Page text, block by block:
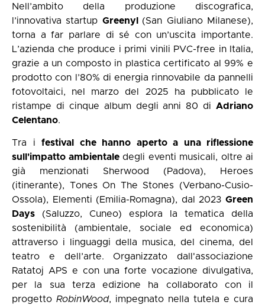
Nell’ambito della produzione discografica,
l’innovativa startup Greenyl (San Giuliano Milanese),
torna a far parlare di sé con un’uscita importante.
L’azienda che produce i primi vinili PVC-free in Italia,
grazie a un composto in plastica certificato al 99% e
prodotto con l’80% di energia rinnovabile da pannelli
fotovoltaici, nel marzo del 2025 ha pubblicato le
ristampe di cinque album degli anni 80 di Adriano
Celentano.
Tra i festival che hanno aperto a una riflessione
sull'impatto ambientaledegli eventi musicali, oltre ai
già menzionati Sherwood (Padova), Heroes
(itinerante), Tones On The Stones (Verbano-Cusio-
Ossola), Elementi (Emilia-Romagna), dal 2023 Green
Days (Saluzzo, Cuneo) esplora la tematica della
sostenibilità (ambientale, sociale ed economica)
attraverso i linguaggi della musica, del cinema, del
teatro e dell’arte. Organizzato dall'associazione
Ratatoj APS e con una forte vocazione divulgativa,
per la sua terza edizione ha collaborato con il
progetto RobinWood, impegnato nella tutela e cura